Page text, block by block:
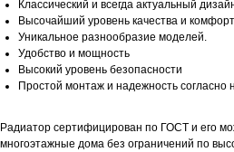
Классический и всегда актуальный
Высочайший уровень качества и
Уникальное разнообразие моделей.
Удобство и мощность
Высокий уровень безопасности
Простой монтаж и надежность согласно
Радиатор сертифицирован по ГОСТ и его
многоэтажные дома без ограничений по